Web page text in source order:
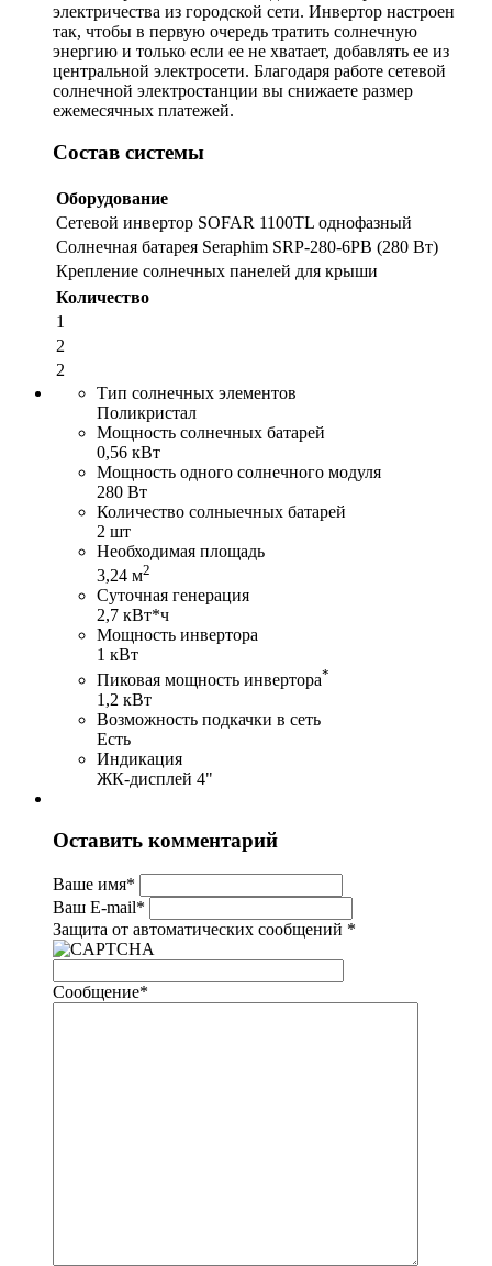
электричества из городской сети. Инвертор настроен
так, чтобы в первую очередь тратить солнечную
энергию и только если ее не хватает, добавлять ее из
центральной электросети. Благодаря работе сетевой
солнечной электростанции вы снижаете размер
ежемесячных платежей.
Состав системы
Оборудование
Сетевой инвертор SOFAR 1100TL однофазный
Солнечная батарея Seraphim SRP-280-6PB (280 Вт)
Крепление солнечных панелей для крыши
Количество
1
2
2
Тип солнечных элементов
Поликристал
Мощность солнечных батарей
0,56 кВт
Мощность одного солнечного модуля
280 Вт
Количество солныечных батарей
2 шт
Необходимая площадь
3,24 м2
Суточная генерация
2,7 кВт*ч
Мощность инвертора
1 кВт
Пиковая мощность инвертора*
1,2 кВт
Возможность подкачки в сеть
Есть
Индикация
ЖК-дисплей 4"
Оставить комментарий
Ваше имя*
Ваш E-mail*
Защита от автоматических сообщений *
Сообщение*